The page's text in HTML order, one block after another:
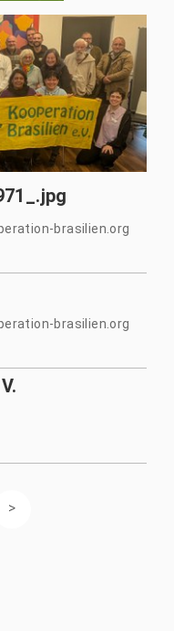
brasilien.org
brasilien.org